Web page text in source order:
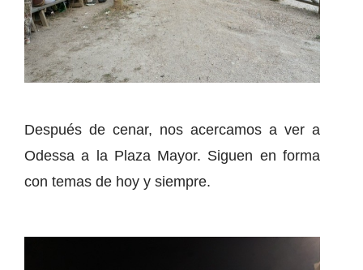
Después de cenar, nos acercamos a ver a
Odessa a la Plaza Mayor. Siguen en forma
con temas de hoy y siempre.